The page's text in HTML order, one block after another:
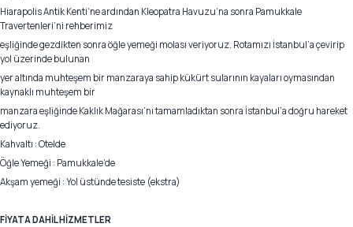
Hiarapolis Antik Kenti’ne ardından Kleopatra Havuzu’na sonra Pamukkale
Travertenleri’ni rehberimiz
eşliğinde gezdikten sonra öğle yemeği molası veriyoruz. Rotamızı İstanbul’a çevirip
yol üzerinde bulunan
yer altında muhteşem bir manzaraya sahip kükürt sularının kayaları oymasından
kaynaklı muhteşem bir
manzara eşliğinde Kaklık Mağarası’nı tamamladıktan sonra İstanbul’a doğru hareket
ediyoruz.
Kahvaltı : Otelde
Öğle Yemeği : Pamukkale’de
Akşam yemeği : Yol üstünde tesiste (ekstra)
FİYATA DAHİL HİZMETLER